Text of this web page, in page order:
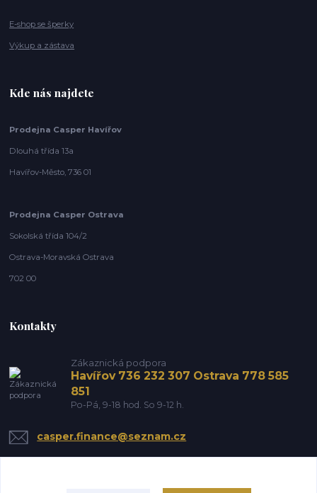
E-shop se šperky
Výkup a zástava
Kde nás najdete
Prodejna Casper Havířov
Dlouhá třída 13a
Havířov-Město, 736 01
Prodejna Casper Ostrava
Sokolská třída 104/2
Ostrava-Moravská Ostrava
702 00
Kontakty
Zákaznická podpora
Havířov 736 232 307 Ostrava 778 585
851
Po-Pá, 9-18 hod. So 9-12 h.
casper.finance@seznam.cz